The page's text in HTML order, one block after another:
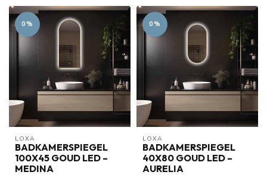
0%
LOXA
BADKAMERSPIEGEL
100X45 GOUD LED –
MEDINA
0%
LOXA
BADKAMERSPIEGEL
40X80 GOUD LED –
AURELIA